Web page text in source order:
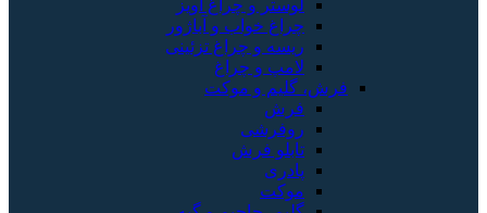
لوستر و چراغ آویز
چراغ خواب و آباژور
ریسه و چراغ تزئینی
لامپ و چراغ
فرش، گلیم و موکت
فرش
روفرشی
تابلو فرش
پادری
موکت